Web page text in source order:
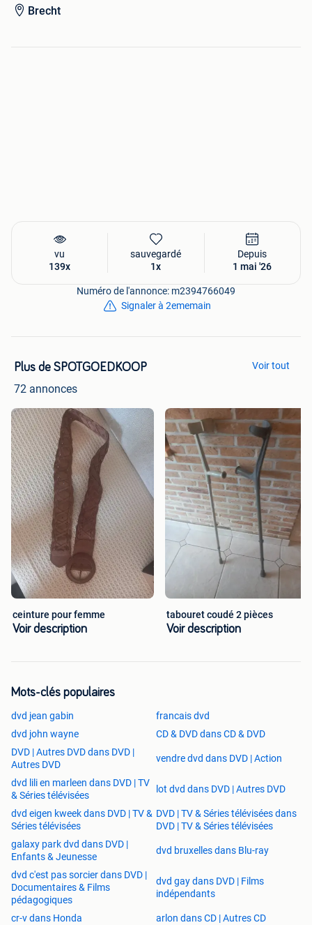
Brecht
vu
139x
sauvegardé
1x
Depuis
1 mai '26
Numéro de l'annonce: m2394766049
Signaler à 2ememain
Plus de SPOTGOEDKOOP
72 annonces
Voir tout
ceinture pour femme
Voir description
tabouret coudé 2 pièces
Voir description
Mots-clés populaires
dvd jean gabin
francais dvd
dvd john wayne
CD & DVD dans CD & DVD
DVD | Autres DVD dans DVD |
Autres DVD
vendre dvd dans DVD | Action
dvd lili en marleen dans DVD | TV
& Séries télévisées
lot dvd dans DVD | Autres DVD
dvd eigen kweek dans DVD | TV &
Séries télévisées
DVD | TV & Séries télévisées dans
DVD | TV & Séries télévisées
galaxy park dvd dans DVD |
Enfants & Jeunesse
dvd bruxelles dans Blu-ray
dvd c'est pas sorcier dans DVD |
Documentaires & Films
pédagogiques
dvd gay dans DVD | Films
indépendants
cr-v dans Honda arlon dans CD | Autres CD